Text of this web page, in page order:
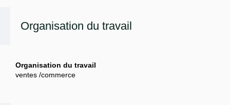
Organisation du travail
Organisation du travail
ventes /commerce